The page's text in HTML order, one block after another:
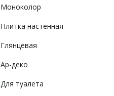
Моноколор
Плитка настенная
Глянцевая
Ар-деко
Для туалета